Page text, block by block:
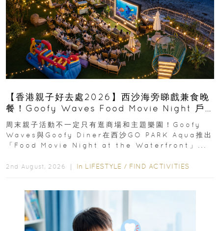
【香港親子好去處2026】西沙海旁睇戲兼食晚
餐！Goofy Waves Food Movie Night 戶
外影院逢週末登場
周末親子活動不一定只有逛商場和主題樂園！Goofy
Waves與Goofy Diner在西沙GO PARK Aqua推出
「Food Movie Night at the Waterfront」...
2nd August, 2026 ｜ In LIFESTYLE / FIND ACTIVITIES